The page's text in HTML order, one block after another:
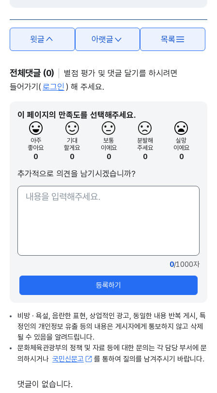
윗글 아랫글 목록
전체댓글 (0)
별점 평가 및 댓글 달기를 하시려면
들어가기( 로그인 ) 해 주세요.
이 페이지의 만족도를 선택해주세요.
아주
좋아요
0
기대
할게요
0
보통
이에요
0
분발해
주세요
0
실망
이에요
0
추가적으로 의견을 남기시겠습니까?
0/1000자
등록하기
비방 · 욕설, 음란한 표현, 상업적인 광고, 동일한 내용 반복 게시, 특
정인의 개인정보 유출 등의 내용은 게시자에게 통보하지 않고 삭제
될 수 있음을 알려드립니다.
문화체육관광부의 정책 및 자료 등에 대한 문의는 각 담당 부서에 문
의하시거나 국민신문고 를 통하여 질의를 남겨주시기 바랍니다.
댓글이 없습니다.